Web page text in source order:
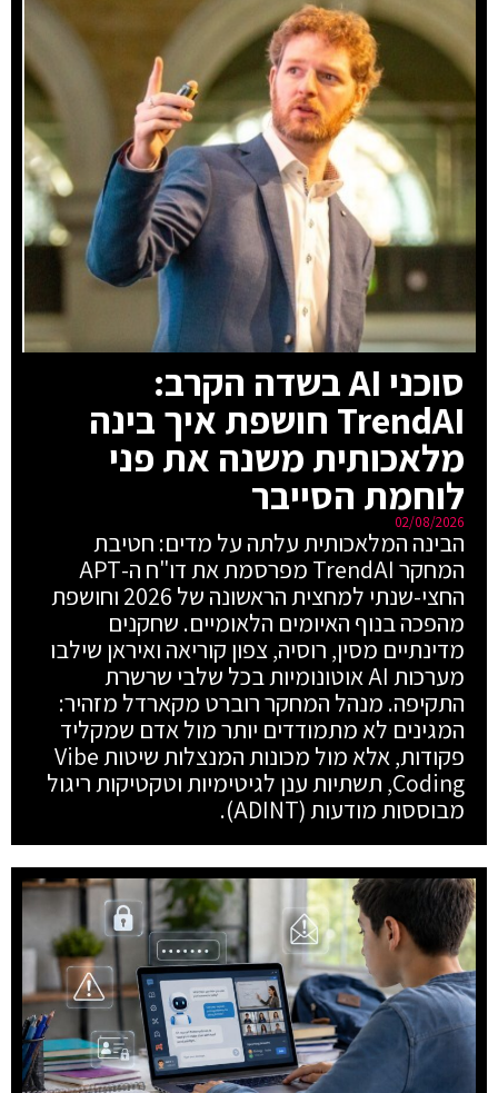
סוכני AI בשדה הקרב:
TrendAI חושפת איך בינה
מלאכותית משנה את פני
לוחמת הסייבר
02/08/2026
הבינה המלאכותית עלתה על מדים: חטיבת
המחקר TrendAI מפרסמת את דו"ח ה-APT
החצי-שנתי למחצית הראשונה של 2026 וחושפת
מהפכה בנוף האיומים הלאומיים. שחקנים
מדינתיים מסין, רוסיה, צפון קוריאה ואיראן שילבו
מערכות AI אוטונומיות בכל שלבי שרשרת
התקיפה. מנהל המחקר רוברט מקארדל מזהיר:
המגינים לא מתמודדים יותר מול אדם שמקליד
פקודות, אלא מול מכונות המנצלות שיטות Vibe
Coding, תשתיות ענן לגיטימיות וטקטיקות ריגול
מבוססות מודעות (ADINT).